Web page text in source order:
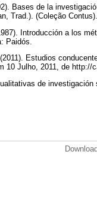
Bases de la
Trad.). (Coleção
Introducción a los
Paidós.
Estudios
10 Julho, 2011, de
de